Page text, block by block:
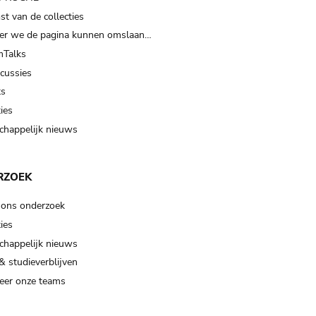
van de collecties
we de pagina kunnen omslaan…
nieuws
onderzoek
nieuws
studieverblijven
onze teams